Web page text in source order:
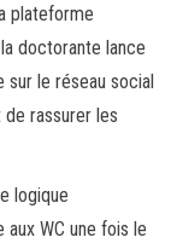
plateforme
doctorante lance
sur le réseau social
rassurer les
logique
WC une fois le